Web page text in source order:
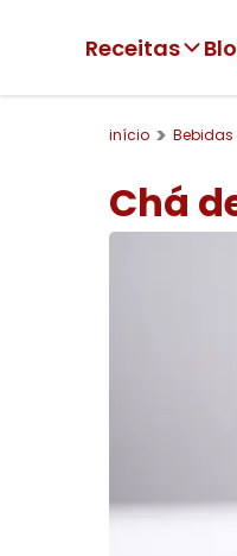
Receitas
início Bebidas
Chá